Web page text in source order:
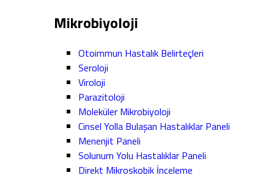
Mikrobiyoloji
Otoimmun Hastalık Belirteçleri
Seroloji
Viroloji
Parazitoloji
Moleküler Mikrobiyoloji
Cinsel Yolla Bulaşan Hastalıklar Paneli
Menenjit Paneli
Solunum Yolu Hastalıklar Paneli
Direkt Mikroskobik İnceleme